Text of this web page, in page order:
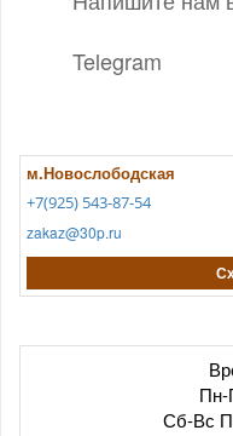
Telegram
м.Новослободская
+7(925) 543-87-54
zakaz@30p.ru
Пн-
Сб-Вс